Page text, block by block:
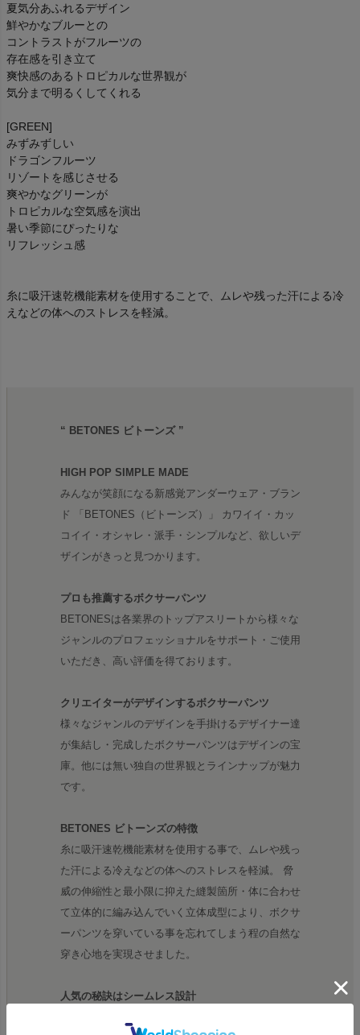
夏気分あふれるデザイン
鮮やかなブルーとの
コントラストがフルーツの
存在感を引き立て
爽快感のあるトロピカルな世界観が
気分まで明るくしてくれる
[GREEN]
みずみずしい
ドラゴンフルーツ
リゾートを感じさせる
爽やかなグリーンが
トロピカルな空気感を演出
暑い季節にぴったりな
リフレッシュ感
糸に吸汗速乾機能素材を使用することで、ムレや残った汗による冷
えなどの体へのストレスを軽減。
“ BETONES ビトーンズ ”
HIGH POP SIMPLE MADE
みんなが笑顔になる新感覚アンダーウェア・ブラン
ド 「BETONES（ビトーンズ）」 カワイイ・カッ
コイイ・オシャレ・派手・シンプルなど、欲しいデ
ザインがきっと見つかります。
プロも推薦するボクサーパンツ
BETONESは各業界のトップアスリートから様々な
ジャンルのプロフェッショナルをサポート・ご使用
いただき、高い評価を得ております。
クリエイターがデザインするボクサーパンツ
様々なジャンルのデザインを手掛けるデザイナー達
が集結し・完成したボクサーパンツはデザインの宝
庫。他には無い独自の世界観とラインナップが魅力
です。
BETONES ビトーンズの特徴
糸に吸汗速乾機能素材を使用する事で、ムレや残っ
た汗による冷えなどの体へのストレスを軽減。 脅
威の伸縮性と最小限に抑えた縫製箇所・体に合わせ
て立体的に編み込んでいく立体成型により、ボクサ
ーパンツを穿いている事を忘れてしまう程の自然な
穿き心地を実現させました。
人気の秘訣はシームレス設計